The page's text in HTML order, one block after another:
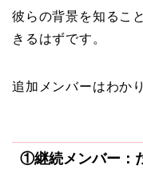
彼らの背景を知るこ
きるはずです。
追加メンバーはわか
①継続メンバー：